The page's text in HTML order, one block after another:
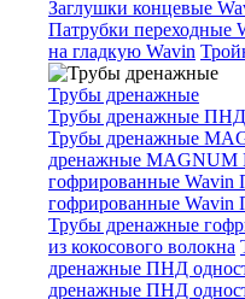
Заглушки концевые
Патрубки переходные
на гладкую Wavin
Трубы дренажные
Трубы дренажные ПНД
Трубы дренажные
дренажные MAGNUM
гофрированные Wavin
гофрированные Wavin
Трубы дренажные
из кокосового волокна
дренажные ПНД
дренажные ПНД